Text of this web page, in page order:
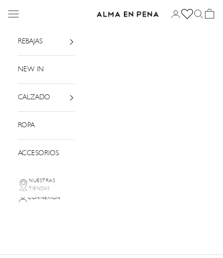
Alma en Pena
Menu Connexion Panier
REBAJAS
NEW IN
CALZADO
ROPA
ACCESORIOS
NUESTRAS
TIENDAS
CONNEXION